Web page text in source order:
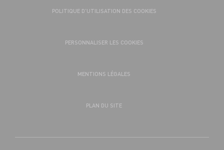
POLITIQUE D’UTILISATION DES COOKIES
PERSONNALISER LES COOKIES
MENTIONS LÉGALES
PLAN DU SITE